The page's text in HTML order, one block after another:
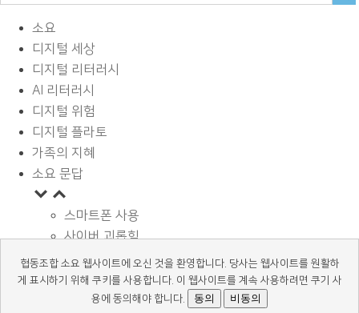
소요
디지털 세상
디지털 리터러시
AI 리터러시
디지털 위험
디지털 플라토
가족의 지혜
소요 문답
스마트폰 사용
사이버 괴롭힘
페이스북과 SNS
디지털과 학습
광고 바로알기
협동조합 소요 웹사이트에 오신 것을 환영합니다. 당사는 웹사이트를 원활하
게 표시하기 위해 쿠키를 사용합니다. 이 웹사이트를 계속 사용하려면 쿠기 사
용에 동의해야 합니다.
동의 비동의